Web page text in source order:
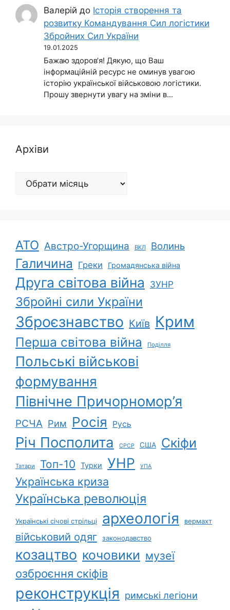
Валерій до Історія створення та
розвитку Командування Сил логістики
Збройних Сил України
19.01.2025
Бажаю здоров‘я! Дякую, що Ваш
інформаційній ресурс не оминув увагою
історію української військовою логістики.
Прошу звернути увагу на зміни в…
Архіви
Архіви
АТО Австро-Угорщина ВКЛ Волинь
Галичина Греки Громадянська війна
Друга світова війна ЗУНР
Збройні сили України
Зброєзнавство Київ Крим
Перша світова війна Поділля
Польські військові
формування
Північне Причорномор’я
РСЧА Рим Росія Русь
Річ Посполита СРСР США Скіфи
Татари Топ-10 Турки УНР УПА
Українська криза
Українська революція
Українські січові стрільці археологія вермахт
військовий одяг законодавство
козацтво кочовики музеї
озброєння скіфів
реконструкція римські легіони